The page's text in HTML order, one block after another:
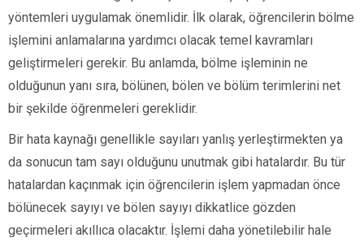
yöntemleri uygulamak önemlidir. İlk olarak, öğrencilerin bölme
işlemini anlamalarına yardımcı olacak temel kavramları
geliştirmeleri gerekir. Bu anlamda, bölme işleminin ne
olduğunun yanı sıra, bölünen, bölen ve bölüm terimlerini net
bir şekilde öğrenmeleri gereklidir.
Bir hata kaynağı genellikle sayıları yanlış yerleştirmekten ya
da sonucun tam sayı olduğunu unutmak gibi hatalardır. Bu tür
hatalardan kaçınmak için öğrencilerin işlem yapmadan önce
bölünecek sayıyı ve bölen sayıyı dikkatlice gözden
geçirmeleri akıllıca olacaktır. İşlemi daha yönetilebilir hale